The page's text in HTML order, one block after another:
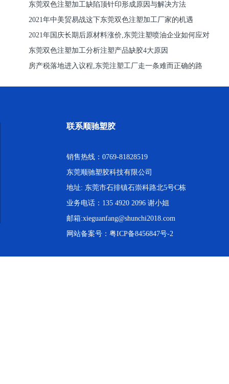
东莞双色注塑加工缺陷顶针印形成原因与解决方法
2021年中美贸易战这下东莞双色注塑加工厂家的机遇
2021年国庆长期后原材料涨价,东莞注塑喷油企业如何应对
东莞双色注塑加工分析注塑产品缺胶4大原因
房产税落地进入议程,东莞注塑工厂走一条难而正确的路
联系顺驰塑胶
销售热线：0769-81828519
东莞顺驰塑胶科技有限公司
地址: 东莞市石排镇石崇科路北5号C栋
业务电话：135 4920 2096 谢小姐
邮箱:xieguanfang@shunchi2018.com
网站备案号： 粤ICP备8456847号-2